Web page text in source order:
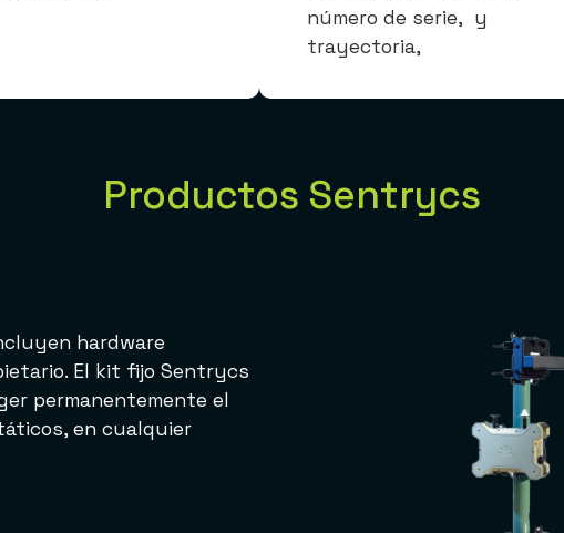
número de serie, y
trayectoria,
Productos Sentrycs
hardware
El kit fijo Sentrycs
permanentemente el
en cualquier